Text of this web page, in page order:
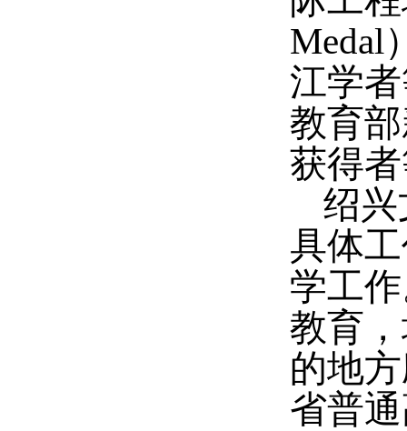
Medal
江学
教育
获得
绍
具体
学工
教育
的地
省普